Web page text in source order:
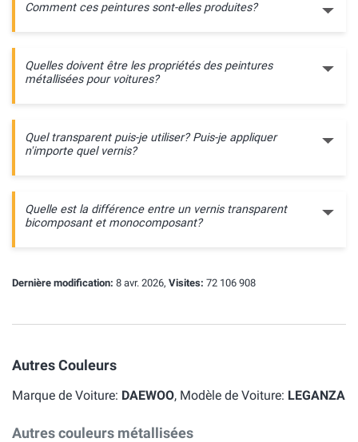
Comment ces peintures sont-elles produites?
Quelles doivent être les propriétés des peintures
métallisées pour voitures?
Quel transparent puis-je utiliser? Puis-je appliquer
n'importe quel vernis?
Quelle est la différence entre un vernis transparent
bicomposant et monocomposant?
Dernière modification: 8 avr. 2026, Visites: 72 106 908
Autres Couleurs
Marque de Voiture: DAEWOO, Modèle de Voiture: LEGANZA
Autres couleurs métallisées